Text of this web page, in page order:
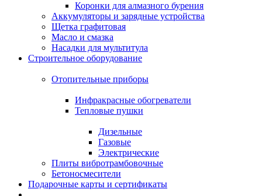
Коронки для алмазного бурения
Аккумуляторы и зарядные устройства
Щетка графитовая
Масло и смазка
Насадки для мультитула
Строительное оборудование
Отопительные приборы
Инфракрасные обогреватели
Тепловые пушки
Дизельные
Газовые
Электрические
Плиты вибротрамбовочные
Бетоносмесители
Подарочные карты и сертификаты